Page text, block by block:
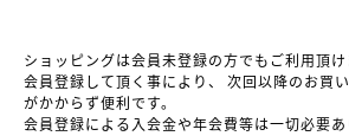
ショッピングは会員未登録の方でもご利用頂け
会員登録して頂く事により、
次回以降のお買
がかからず便利です。
会員登録による入会金や年会費等は一切必要あ